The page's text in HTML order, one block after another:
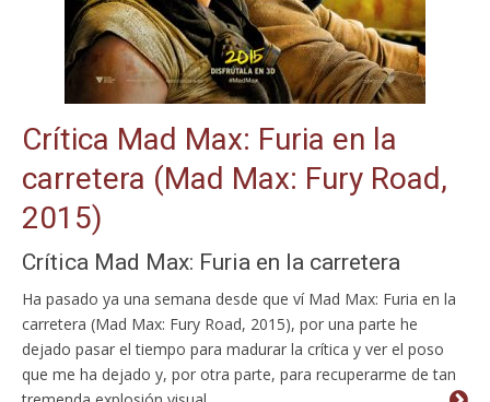
Crítica Mad Max: Furia en la
carretera (Mad Max: Fury Road,
2015)
Crítica Mad Max: Furia en la carretera
Ha pasado ya una semana desde que ví Mad Max: Furia en la
carretera (Mad Max: Fury Road, 2015), por una parte he
dejado pasar el tiempo para madurar la crítica y ver el poso
que me ha dejado y, por otra parte, para recuperarme de tan